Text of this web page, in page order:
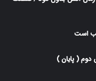
است
( پایان )